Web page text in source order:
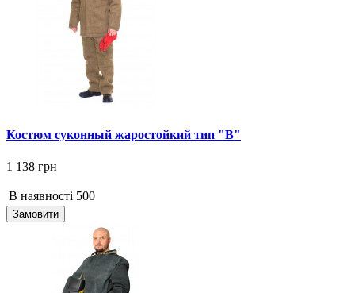
Костюм суконный жаростойкий тип "В"
1 138 грн
В наявності 500
Замовити